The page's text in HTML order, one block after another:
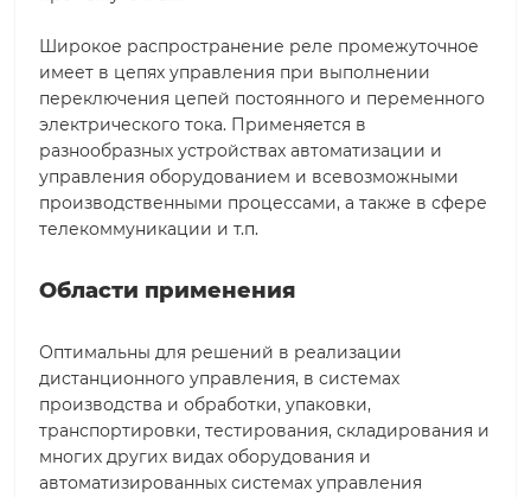
Широкое распространение реле промежуточное
имеет в цепях управления при выполнении
переключения цепей постоянного и переменного
электрического тока. Применяется в
разнообразных устройствах автоматизации и
управления оборудованием и всевозможными
производственными процессами, а также в сфере
телекоммуникации и т.п.
Области применения
Оптимальны для решений в реализации
дистанционного управления, в системах
производства и обработки, упаковки,
транспортировки, тестирования, складирования и
многих других видах оборудования и
автоматизированных системах управления